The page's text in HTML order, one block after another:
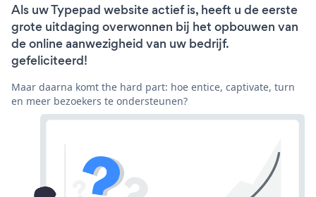
Als uw Typepad website actief is, heeft u de eerste
grote uitdaging overwonnen bij het opbouwen van
de online aanwezigheid van uw bedrijf.
gefeliciteerd!
Maar daarna komt the hard part: hoe entice, captivate, turn
en meer bezoekers te ondersteunen?